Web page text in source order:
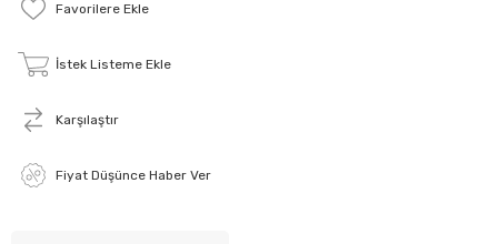
Favorilere Ekle
İstek Listeme Ekle
Karşılaştır
Fiyat Düşünce Haber Ver